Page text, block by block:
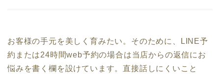
お客様の手元を美しく育みたい。そのために、LINE予
約または24時間web予約の場合は当店からの返信にお
悩みを書く欄を設けています。直接話しにくいこと